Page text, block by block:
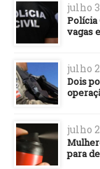
julho
Polícia
vagas
julho
Dois
julho
para